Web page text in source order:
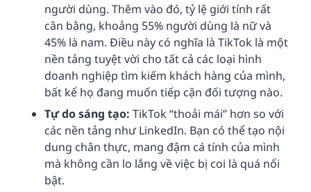
người dùng. Thêm vào đó, tỷ lệ giới tính rất
cân bằng, khoảng 55% người dùng là nữ và
45% là nam. Điều này có nghĩa là TikTok là một
nền tảng tuyệt vời cho tất cả các loại hình
doanh nghiệp tìm kiếm khách hàng của mình,
bất kể họ đang muốn tiếp cận đối tượng nào.
Tự do sáng tạo: TikTok “thoải mái” hơn so với
các nền tảng như LinkedIn. Bạn có thể tạo nội
dung chân thực, mang đậm cá tính của mình
mà không cần lo lắng về việc bị coi là quá nổi
bật.